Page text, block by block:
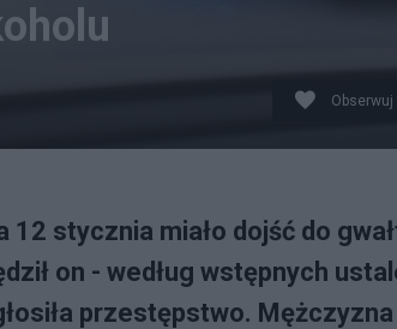
Obserwuj
stycznia miało dojść do
on - według wstępnych
przestępstwo. Mężczyzna